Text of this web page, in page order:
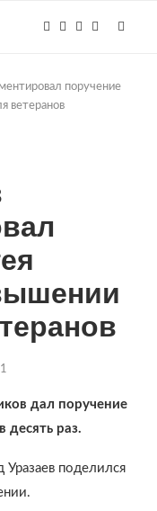
поручение
ветеранов
дал поручение
десять раз.
Уразаев поделился